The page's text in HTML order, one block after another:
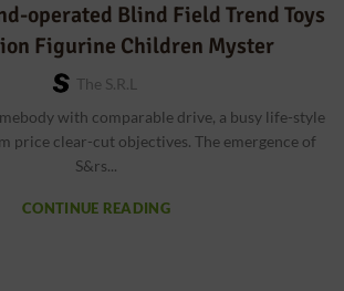
operated Blind Field Trend Toys
Figurine Children Myster
The S.r.l
with comparable drive, a busy life-style
price clear-cut objectives. The emergence of
S&rs...
CONTINUE READING